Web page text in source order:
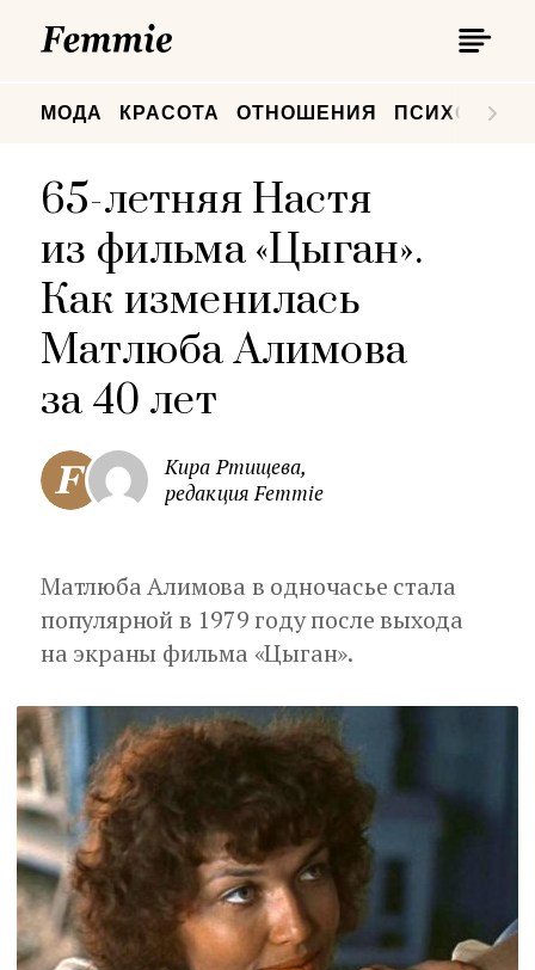
МОДА КРАСОТА ОТНОШЕНИЯ
65-летняя Настя
из фильма «Цыган».
Как изменилась
Матлюба Алимова
за 40 лет
Кира Ртищева,
редакция Femmie
Матлюба Алимова в одночасье стала
популярной в 1979 году после выхода
на экраны фильма «Цыган».